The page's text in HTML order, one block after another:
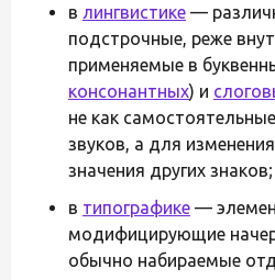
в лингвистике —
подстрочные, реже
применяемые в
консонантных) и
не как
звуков, а для
значения других знаков;
в типографике —
модифицирующие
обычно набираемые